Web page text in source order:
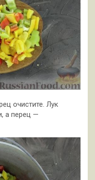
очистите. Лук
а перец —